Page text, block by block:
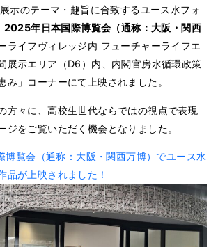
示のテーマ・趣旨に合致するユース水フォ
2025年日本国際博覧会（通称：大阪・関西
ライフヴィレッジ内 フューチャーライフエ
展示エリア（D6）内、内閣官房水循環政策
み」コーナーにて上映されました。
方々に、高校生世代ならではの視点で表現
ジをご覧いただく機会となりました。
覧会（通称：大阪・関西万博）でユース水
品が上映されました！